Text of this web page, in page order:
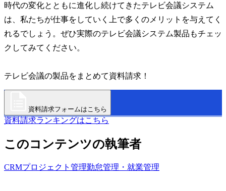
時代の変化とともに進化し続けてきたテレビ会議システム
は、私たちが仕事をしていく上で多くのメリットを与えてく
れるでしょう。ぜひ実際のテレビ会議システム製品もチェッ
クしてみてください。
テレビ会議の製品をまとめて資料請求！
資料請求フォームはこちら
資料請求ランキングはこちら
このコンテンツの執筆者
CRMプロジェクト管理勤怠管理・就業管理